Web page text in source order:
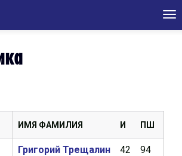
ИМЯ ФАМИЛИЯ И ПШ
Григорий Трещалин 42 94